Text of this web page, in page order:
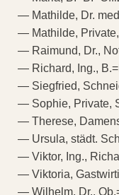
— Mathilde, Dr.
— Mathilde,
— Raimund, Dr.,
— Richard, Ing.,
— Siegfried,
— Sophie, Private,
— Therese,
— Ursula, städt.
— Viktor, Ing.,
— Viktoria,
— Wilhelm, Dr.,